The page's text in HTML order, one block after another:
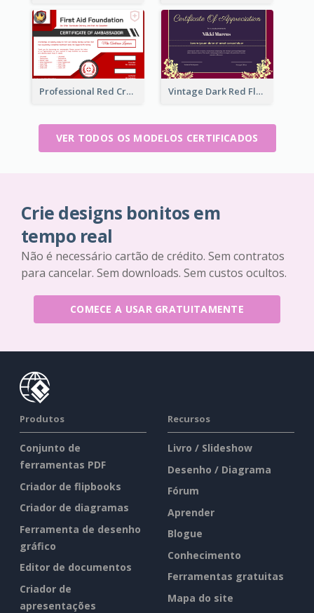
Professional Red Cross Shield Certificate Design Template Vintage Dark Red Floral Certificate Design For Appreciation
VER TODOS OS MODELOS CERTIFICADOS
Crie designs bonitos em
tempo real
Não é necessário cartão de crédito. Sem contratos
para cancelar. Sem downloads. Sem custos ocultos.
COMECE A USAR GRATUITAMENTE
Produtos
Conjunto de
ferramentas PDF
Criador de flipbooks
Criador de diagramas
Ferramenta de desenho
gráfico
Editor de documentos
Criador de
apresentações
Recursos
Livro / Slideshow
Desenho / Diagrama
Fórum
Aprender
Blogue
Conhecimento
Ferramentas gratuitas
Mapa do site